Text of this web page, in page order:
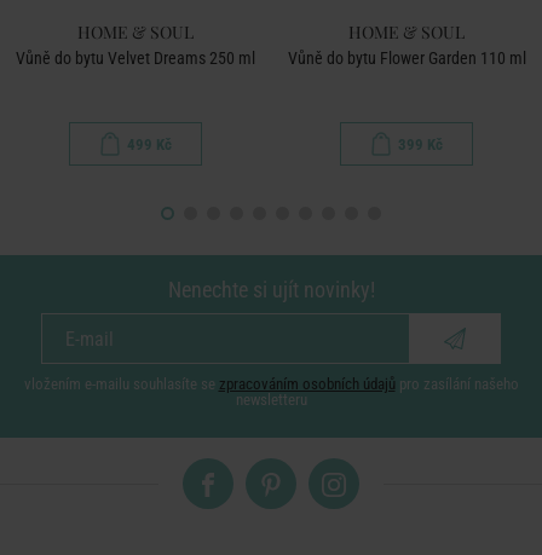
HOME & SOUL
Vůně do bytu Velvet Dreams 250 ml
499 Kč
HOME & SOUL
Vůně do bytu Flower Garden 110 ml
399 Kč
Nenechte si ujít novinky!
vložením e-mailu souhlasíte se zpracováním osobních údajů pro zasílání našeho
newsletteru